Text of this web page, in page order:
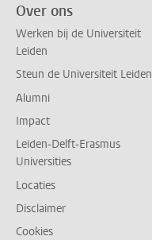
Over ons
Werken bij de Universiteit
Leiden
Steun de Universiteit Leiden
Alumni
Impact
Leiden-Delft-Erasmus
Universities
Locaties
Disclaimer
Cookies